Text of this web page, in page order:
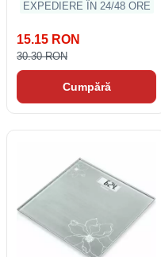
EXPEDIERE ÎN 24/48 ORE
15.15 RON
30.30 RON
Cumpără